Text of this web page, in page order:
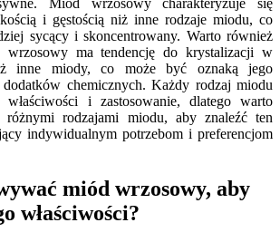
i gęstością niż inne rodzaje miodu, co
sycący i skoncentrowany. Warto również
wrzosowy ma tendencję do krystalizacji w
inne miody, co może być oznaką jego
chemicznych. Każdy rodzaj miodu
i zastosowanie, dlatego warto
różnymi rodzajami miodu, aby znaleźć ten
indywidualnym potrzebom i preferencjom
miód wrzosowy, aby
właściwości?